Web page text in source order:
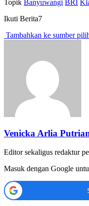
Topik Banyuwangi BRI
Ikuti Berita7
Tambahkan ke sumber
Venicka Arlia
Editor sekaligus redaktur
Masuk dengan Google